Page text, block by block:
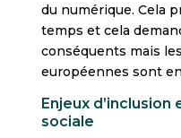
du numérique. Cela
temps et cela
conséquents mais
européennes sont
Enjeux
sociale